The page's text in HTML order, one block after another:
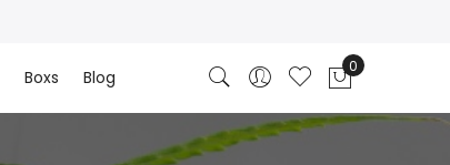
Boxs Blog